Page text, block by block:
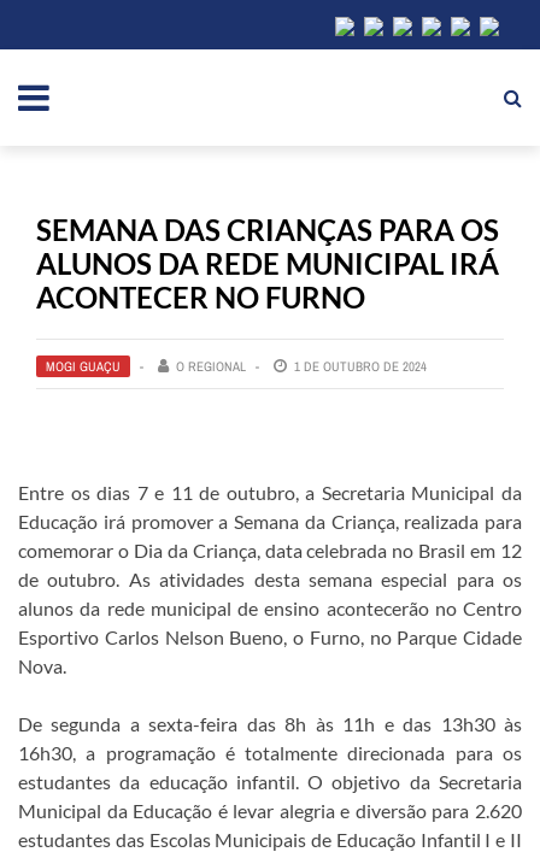
SEMANA DAS CRIANÇAS PARA OS
ALUNOS DA REDE MUNICIPAL IRÁ
ACONTECER NO FURNO
MOGI GUAÇU O REGIONAL 1 DE OUTUBRO DE 2024
Entre os dias 7 e 11 de outubro, a Secretaria Municipal da
Educação irá promover a Semana da Criança, realizada para
comemorar o Dia da Criança, data celebrada no Brasil em 12
de outubro. As atividades desta semana especial para os
alunos da rede municipal de ensino acontecerão no Centro
Esportivo Carlos Nelson Bueno, o Furno, no Parque Cidade
Nova.
De segunda a sexta-feira das 8h às 11h e das 13h30 às
16h30, a programação é totalmente direcionada para os
estudantes da educação infantil. O objetivo da Secretaria
Municipal da Educação é levar alegria e diversão para 2.620
estudantes das Escolas Municipais de Educação Infantil I e II